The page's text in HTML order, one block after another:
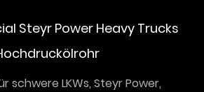
Steyr Power Heavy Trucks
schwere LKWs, Steyr Power,